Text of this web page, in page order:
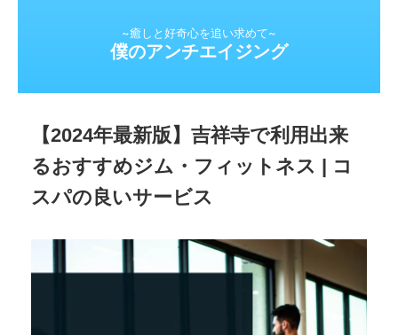
~癒しと好奇心を追い求めて~
僕のアンチエイジング
【2024年最新版】吉祥寺で利用出来
るおすすめジム・フィットネス | コ
スパの良いサービス